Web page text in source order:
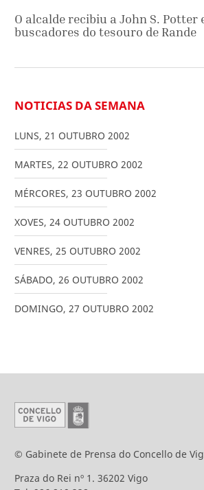
O alcalde recibiu a John S. Potter
buscadores do tesouro de Rande
NOTICIAS DA SEMANA
LUNS, 21 OUTUBRO 2002
MARTES, 22 OUTUBRO 2002
MÉRCORES, 23 OUTUBRO 2002
XOVES, 24 OUTUBRO 2002
VENRES, 25 OUTUBRO 2002
SÁBADO, 26 OUTUBRO 2002
DOMINGO, 27 OUTUBRO 2002
© Gabinete de Prensa do Concello de
Praza do Rei nº 1. 36202 Vigo